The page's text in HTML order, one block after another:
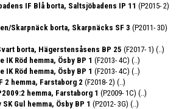
IF Blå borta, Saltsjöbadens IP 11 (P2015- 2)
Skarpnäck borta, Skarpnäcks SF 3 (P2011- 3D)
borta, Hägerstensåsens BP 25 (F2017- 1) (..)
IK Röd hemma, Ösby BP 1 (F2013- 4C) (..)
IK Röd hemma, Ösby BP 1 (F2013- 4C) (..)
2 hemma, Farstaborg 2 (F2018- 2) (..)
hemma, Farstaborg 1 (P2009- 1C) (..)
SK Gul hemma, Ösby BP 1 (P2012- 3G) (..)